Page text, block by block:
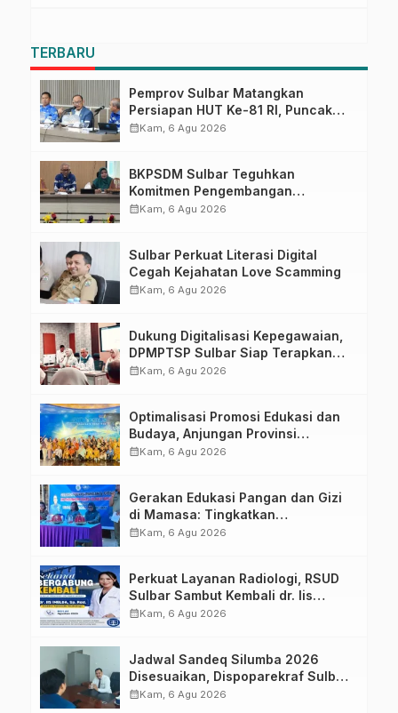
TERBARU
Pemprov Sulbar Matangkan
Persiapan HUT Ke-81 RI, Puncak
Upacara di Lapangan Ahmad
calendar_monthKam, 6 Agu 2026
BKPSDM Sulbar Teguhkan
Komitmen Pengembangan
Kompetensi ASN melalui
calendar_monthKam, 6 Agu 2026
Sulbar Perkuat Literasi Digital
Cegah Kejahatan Love Scamming
calendar_monthKam, 6 Agu 2026
Dukung Digitalisasi Kepegawaian,
DPMPTSP Sulbar Siap Terapkan
Aplikasi FLEKSI ASN
calendar_monthKam, 6 Agu 2026
Optimalisasi Promosi Edukasi dan
Budaya, Anjungan Provinsi
Sulawesi Barat Perkuat Kolaborasi
calendar_monthKam, 6 Agu 2026
Gerakan Edukasi Pangan dan Gizi
di Mamasa: Tingkatkan
Pengetahuan dan Keterampilan
calendar_monthKam, 6 Agu 2026
Perkuat Layanan Radiologi, RSUD
Sulbar Sambut Kembali dr. Iis
Imelda, Sp.Rad
calendar_monthKam, 6 Agu 2026
Jadwal Sandeq Silumba 2026
Disesuaikan, Dispoparekraf Sulbar
Pastikan Persiapan Tetap
calendar_monthKam, 6 Agu 2026